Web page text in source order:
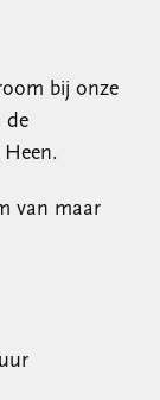
bij onze
de
van maar